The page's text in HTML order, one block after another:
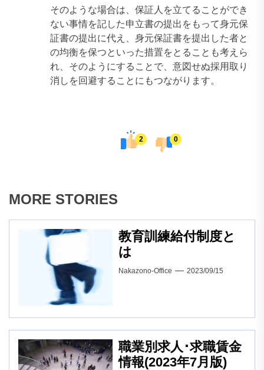
そのような場合は、保証人を立てることができ
ない事情を記した申立書の提出をもって身元保
証書の提出に代え、身元保証書を提出した者と
の均衡を保つといった措置をとることも考えら
れ、そのようにすることで、意図せぬ採用取り
消しを回避することにもつながります。
2 0
MORE STORIES
教育訓練給付制度と
は
Nakazono-Office 2023/09/15
職業別求人･求職賃金
情報(2023年7月版)